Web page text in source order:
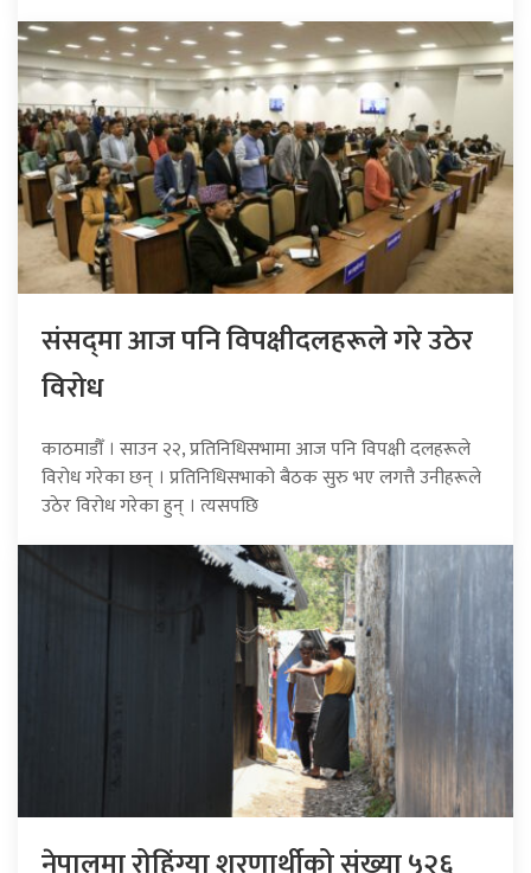
संसद्‍मा आज पनि विपक्षीदलहरूले गरे उठेर
विरोध
काठमाडौँ । साउन २२, प्रतिनिधिसभामा आज पनि विपक्षी दलहरूले
विरोध गरेका छन् । प्रतिनिधिसभाको बैठक सुरु भए लगत्तै उनीहरूले
उठेर विरोध गरेका हुन् । त्यसपछि